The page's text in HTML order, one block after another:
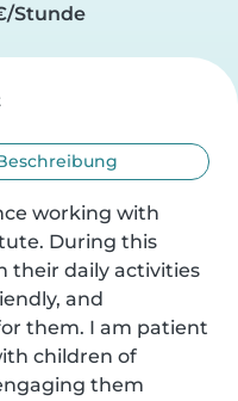
Stunde
working with
During this
their daily activities
and
them. I am patient
children of
them